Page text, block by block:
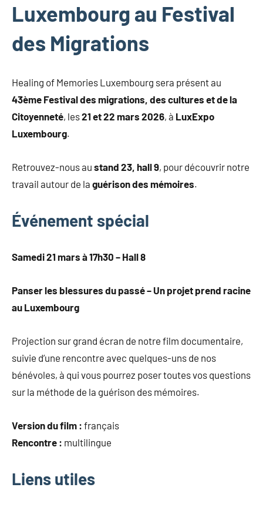
Luxembourg au Festival
des Migrations
Healing of Memories Luxembourg sera présent au
43ème Festival des migrations, des cultures et de la
Citoyenneté, les21 et 22 mars 2026, à LuxExpo
Luxembourg.
Retrouvez-nous au stand 23, hall 9, pour découvrir notre
travail autour de la guérison des mémoires.
Événement spécial
Samedi 21 mars à 17h30 – Hall 8
Panser les blessures du passé – Un projet prend racine
au Luxembourg
Projection sur grand écran de notre film documentaire,
suivie d’une rencontre avec quelques-uns de nos
bénévoles, à qui vous pourrez poser toutes vos questions
sur la méthode de la guérison des mémoires.
Version du film : français
Rencontre : multilingue
Liens utiles